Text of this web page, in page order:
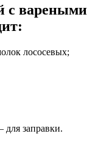
с вареными
лососевых;
для заправки.